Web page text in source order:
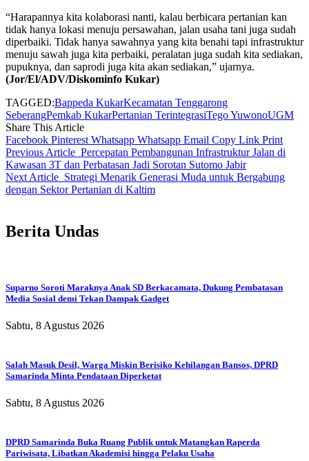
“Harapannya kita kolaborasi nanti, kalau berbicara pertanian kan
tidak hanya lokasi menuju persawahan, jalan usaha tani juga sudah
diperbaiki. Tidak hanya sawahnya yang kita benahi tapi infrastruktur
menuju sawah juga kita perbaiki, peralatan juga sudah kita sediakan,
pupuknya, dan saprodi juga kita akan sediakan,” ujarnya.
(Jor/El/ADV/Diskominfo Kukar)
TAGGED:Bappeda KukarKecamatan Tenggarong
SeberangPemkab KukarPertanian TerintegrasiTego YuwonoUGM
Share This Article
Facebook Pinterest Whatsapp Whatsapp Email Copy Link Print
Previous Article Percepatan Pembangunan Infrastruktur Jalan di
Kawasan 3T dan Perbatasan Jadi Sorotan Sutomo Jabir
Next Article Strategi Menarik Generasi Muda untuk Bergabung
dengan Sektor Pertanian di Kaltim
Berita Undas
Suparno Soroti Maraknya Anak SD Berkacamata, Dukung Pembatasan
Media Sosial demi Tekan Dampak Gadget
Sabtu, 8 Agustus 2026
Salah Masuk Desil, Warga Miskin Berisiko Kehilangan Bansos, DPRD
Samarinda Minta Pendataan Diperketat
Sabtu, 8 Agustus 2026
DPRD Samarinda Buka Ruang Publik untuk Matangkan Raperda
Pariwisata, Libatkan Akademisi hingga Pelaku Usaha